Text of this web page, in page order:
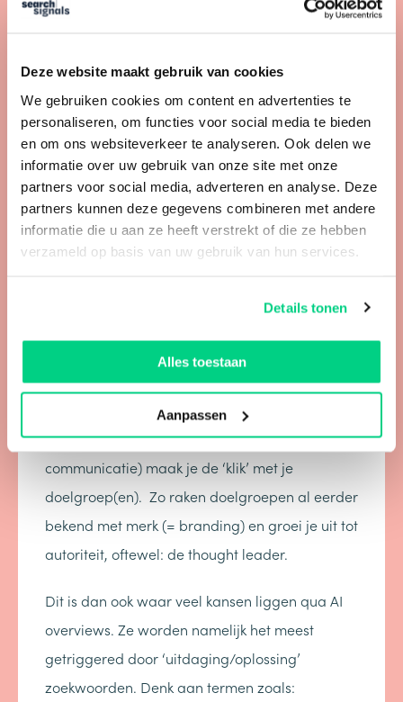
Deze website maakt gebruik van cookies
We gebruiken cookies om content en advertenties te
personaliseren, om functies voor social media te bieden
en om ons websiteverkeer te analyseren. Ook delen we
informatie over uw gebruik van onze site met onze
partners voor social media, adverteren en analyse. Deze
partners kunnen deze gegevens combineren met andere
informatie die u aan ze heeft verstrekt of die ze hebben
verzameld op basis van uw gebruik van hun services.
Details tonen
Alles toestaan
Aanpassen
Bovenstaande recente databronnen geven een
Impact van AIO’s in
Google zoeklandschap
voor B2B bedrijven
Veel B2B bedrijven focussen qua content en
communicatie te veel op de specifieke
communicatie), maar vergeten de (hulp)vragen
content aan antwoorden op veelgestelde
vragen, oplossingen, problemen en meer.
Door je klanten centraal te stellen (inside-out
communicatie) maak je de ‘klik’ met je
doelgroep(en). Zo raken doelgroepen al eerder
bekend met merk (= branding) en groei je uit tot
autoriteit, oftewel: de thought leader.
Dit is dan ook waar veel kansen liggen qua AI
overviews. Ze worden namelijk het meest
getriggered door ‘uitdaging/oplossing’
zoekwoorden. Denk aan termen zoals: